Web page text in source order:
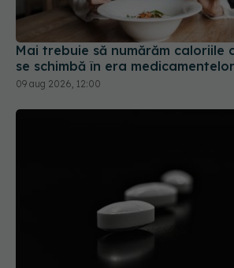
09 aug 2026, 12:00
Colebil și Panzcebil, blocate la